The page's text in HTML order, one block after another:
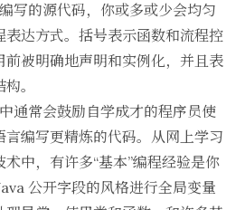
写的源代码，你或多或少会均匀
表达方式。括号表示函数和流程控
前被明确地声明和实例化，并且表
。
通常会鼓励自学成才的程序员使
言编写更精炼的代码。从网上学习
中，有许多“基本”编程经验是你
公开字段的风格进行全局变量